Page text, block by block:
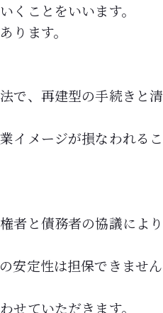
くことをいいます。
ります。
で、再建型の手続きと
イメージが損なわれる
者と債務者の協議によ
安定性は担保できません
せていただきます。